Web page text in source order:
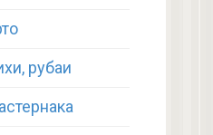
рубаи